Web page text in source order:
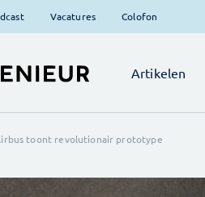
Vacatures Colofon
Artikelen
toont revolutionair prototype